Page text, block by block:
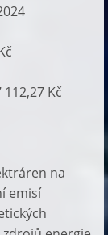
112,27 Kč
na
emisí